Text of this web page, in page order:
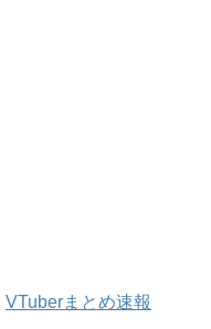
VTuberまとめ速報